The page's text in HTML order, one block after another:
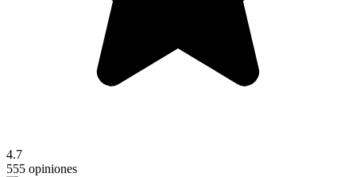
4.7
555 opiniones